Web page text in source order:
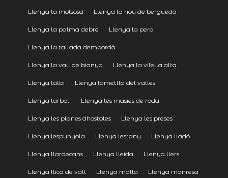
Llenya la molsosa Llenya la nou de berguedà
Llenya la palma debre Llenya la pera
Llenya la tallada dempordà
Llenya la vall de bianya Llenya la vilella alta
Llenya lalbi Llenya lametlla del valles
Llenya larbolí Llenya les masies de roda
Llenya les planes dhostoles Llenya les preses
Llenya lespunyola Llenya lestany Llenya lladó
Llenya llardecans Llenya lleida Llenya llers
Llenya llica de vall Llenya malla Llenya manresa